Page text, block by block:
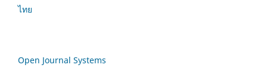
ไทย
Open Journal Systems